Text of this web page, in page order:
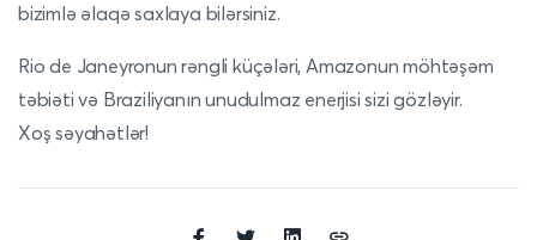
bizimlə əlaqə saxlaya bilərsiniz.
Rio de Janeyronun rəngli küçələri, Amazonun möhtəşəm
təbiəti və Braziliyanın unudulmaz enerjisi sizi gözləyir.
Xoş səyahətlər!